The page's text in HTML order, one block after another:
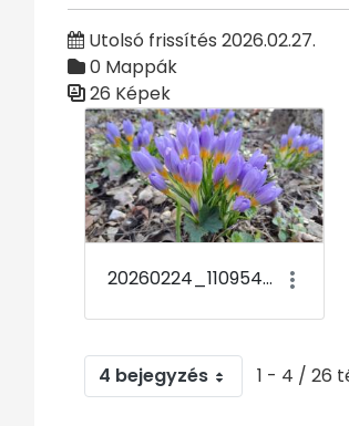
Utolsó frissítés 2026.02.27.
0 Mappák
26 Képek
Médiatár
20260224_110954 Crocus sieberi &#39;Tricolor&#39;
4 bejegyzés 1 - 4 / 26